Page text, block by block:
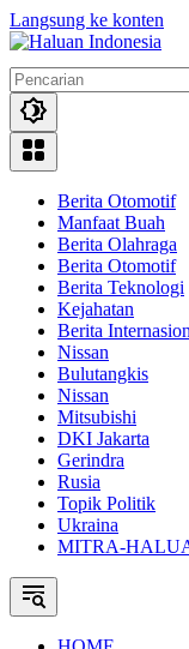
Langsung ke konten
Berita Otomotif
Manfaat Buah
Berita Olahraga
Berita Otomotif
Berita Teknologi
Kejahatan
Berita
Nissan
Bulutangkis
Nissan
Mitsubishi
DKI Jakarta
Gerindra
Rusia
Topik Politik
Ukraina
MITRA-